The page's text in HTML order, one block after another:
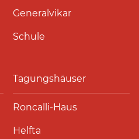
Generalvikar
Schule
Tagungshäuser
Roncalli-Haus
Helfta